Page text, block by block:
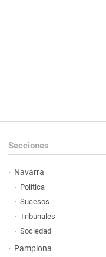
Secciones
Navarra
Política
Sucesos
Tribunales
Sociedad
Pamplona